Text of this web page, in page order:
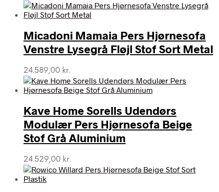
Micadoni Mamaia Pers Hjørnesofa
Venstre Lysegrå Fløjl Stof Sort Metal
24.589,00 kr.
Kave Home Sorells Udendørs
Modulær Pers Hjørnesofa Beige
Stof Grå Aluminium
24.529,00 kr.